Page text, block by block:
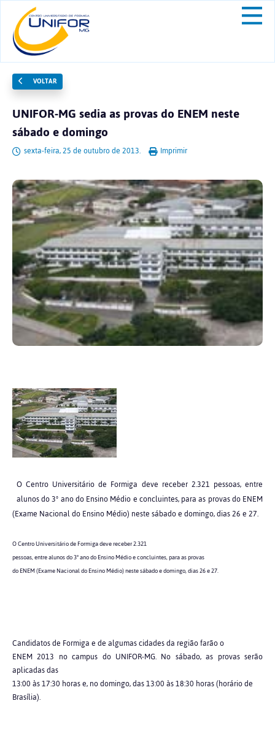
VOLTAR
UNIFOR-MG sedia as provas do ENEM neste
sábado e domingo
sexta-feira, 25 de outubro de 2013. Imprimir
O Centro Universitário de Formiga deve receber 2.321 pessoas, entre
alunos do 3º ano do Ensino Médio e concluintes, para as provas do ENEM
(Exame Nacional do Ensino Médio) neste sábado e domingo, dias 26 e 27.
O Centro Universitário de Formiga deve receber 2.321
pessoas, entre alunos do 3º ano do Ensino Médio e concluintes, para as provas
do ENEM (Exame Nacional do Ensino Médio) neste sábado e domingo, dias 26 e 27.
Candidatos de Formiga e de algumas cidades da região farão o
ENEM 2013 no campus do UNIFOR-MG. No sábado, as provas serão
aplicadas das
13:00 às 17:30 horas e, no domingo, das 13:00 às 18:30 horas (horário de
Brasília).